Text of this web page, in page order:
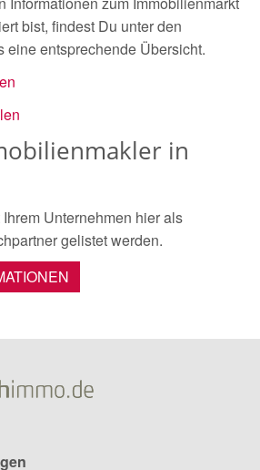
bist, findest Du unter den
eine entsprechende Übersicht.
in
Unternehmen hier als
gelistet werden.